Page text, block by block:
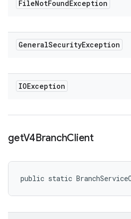
FileNotFoundException
GeneralSecurityException
IOException
getV4BranchClient
public static